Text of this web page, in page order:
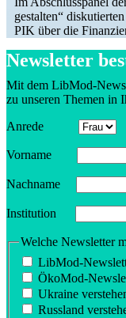
gestalten“
PIK über die
Newsletter
Mit dem LibMod-
zu unseren Themen in
Anrede
Vorname
Nachname
Insti­tution
Welche Newsletter
LibMod-
ÖkoMod-
Ukraine
Russland